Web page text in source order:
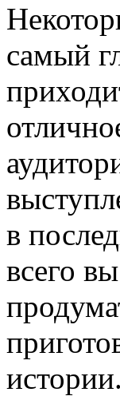
самый
в
всего
истории.